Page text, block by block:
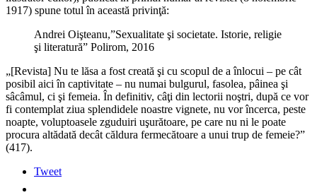
1917) spune totul în această privinţă:
Andrei Oişteanu,”Sexualitate şi societate. Istorie, religie
şi literatură” Polirom, 2016
„[Revista] Nu te lăsa a fost creată şi cu scopul de a înlocui – pe cât
posibil aici în captivitate – nu numai bulgurul, fasolea, pâinea şi
sâcâmul, ci şi femeia. În definitiv, câţi din lectorii noştri, după ce vor
fi contemplat ziua splendidele noastre vignete, nu vor încerca, peste
noapte, voluptoasele zguduiri uşurătoare, pe care nu ni le poate
procura altădată decât căldura fermecătoare a unui trup de femeie?”
(417).
Tweet